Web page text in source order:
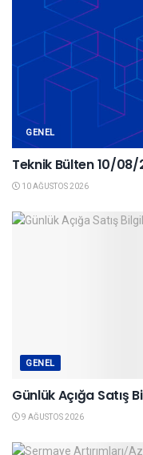
GENEL
Teknik Bülten 10/
10 AĞUSTOS 2026
GENEL
Günlük Açığa Satış
9 AĞUSTOS 2026